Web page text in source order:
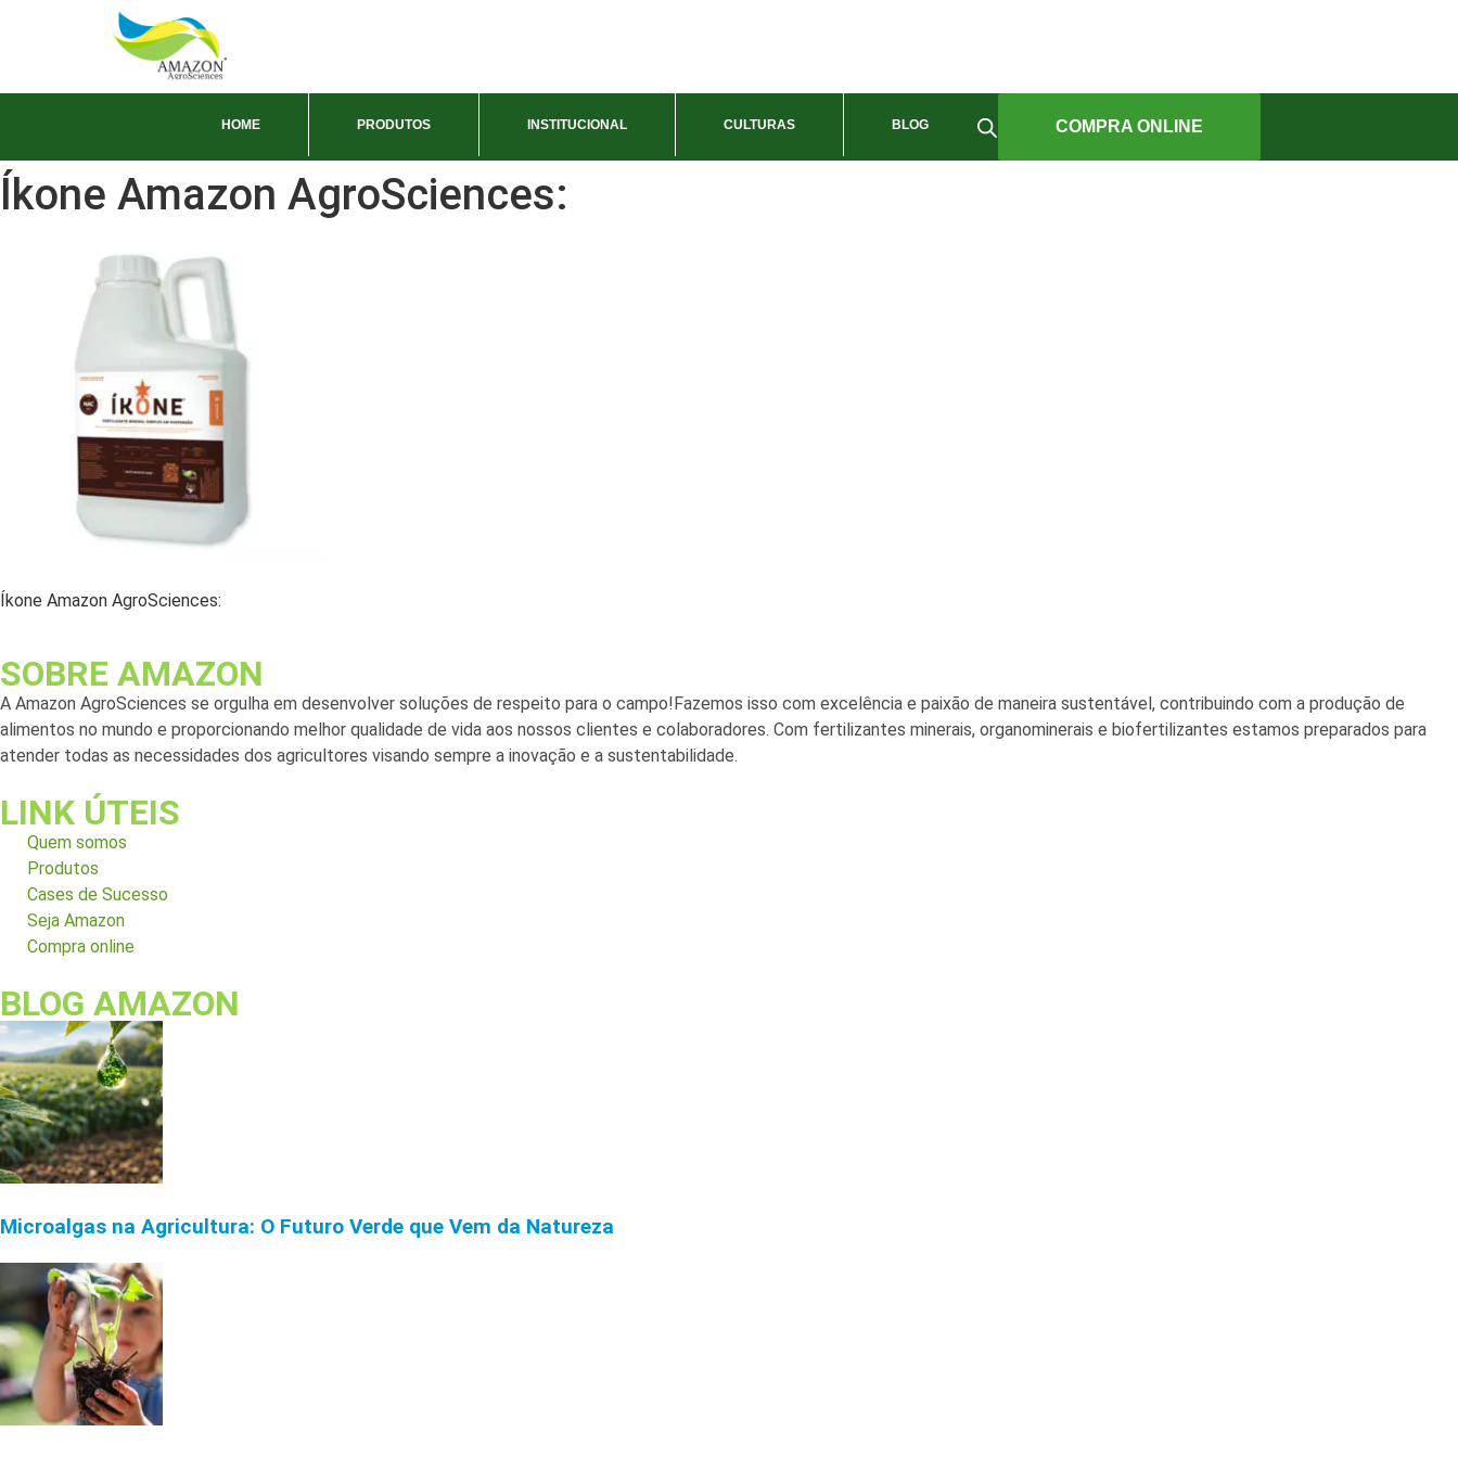
HOME PRODUTOS INSTITUCIONAL CULTURAS BLOG COMPRA ONLINE
Íkone Amazon AgroSciences:
Íkone Amazon AgroSciences:
SOBRE AMAZON
A Amazon AgroSciences se orgulha em desenvolver soluções de respeito para o campo!Fazemos isso com excelência e paixão de maneira sustentável, contribuindo com a produção de
alimentos no mundo e proporcionando melhor qualidade de vida aos nossos clientes e colaboradores. Com fertilizantes minerais, organominerais e biofertilizantes estamos preparados para
atender todas as necessidades dos agricultores visando sempre a inovação e a sustentabilidade.
LINK ÚTEIS
Quem somos
Produtos
Cases de Sucesso
Seja Amazon
Compra online
BLOG AMAZON
Microalgas na Agricultura: O Futuro Verde que Vem da Natureza